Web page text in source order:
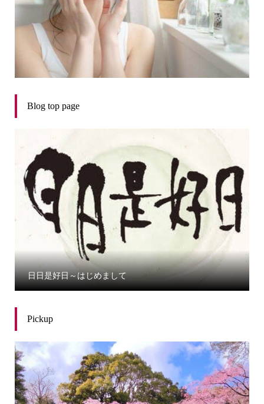
Blog top page
日日是好日～はじめまして
Pickup